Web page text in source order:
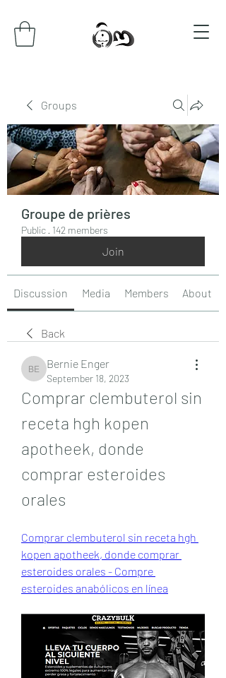
Groups
Groupe de prières
Public · 142 members
Join
Discussion Media Members About
Back
Bernie Enger
Bernie Enger
September 18, 2023
Comprar clembuterol sin
receta hgh kopen
apotheek, donde
comprar esteroides
orales
Comprar clembuterol sin receta hgh
kopen apotheek, donde comprar
esteroides orales - Compre
esteroides anabólicos en línea